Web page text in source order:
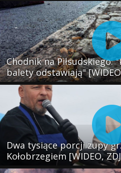
Chodnik na Piłsudskiego:
balety odstawiają"
Dwa tysiące porcji zupy
Kołobrzegiem [WIDEO,